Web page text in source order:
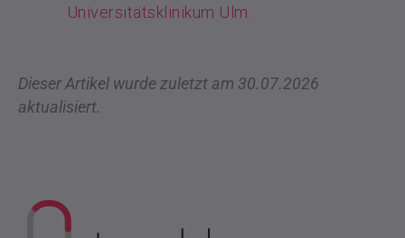
Universitätsklinikum Ulm.
Dieser Artikel wurde zuletzt am 30.07.2026
aktualisiert.